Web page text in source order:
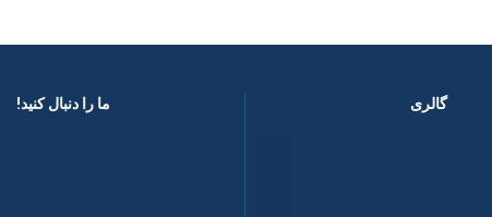
گالری ما را دنبال کنید! ​